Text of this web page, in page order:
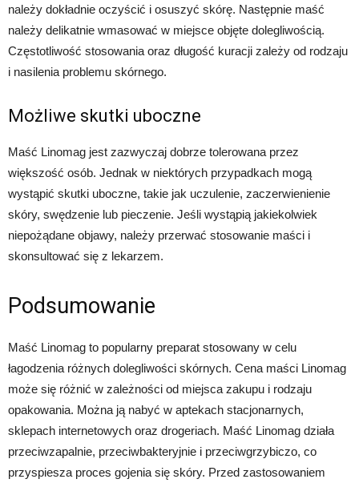
należy dokładnie oczyścić i osuszyć skórę. Następnie maść
należy delikatnie wmasować w miejsce objęte dolegliwością.
Częstotliwość stosowania oraz długość kuracji zależy od rodzaju
i nasilenia problemu skórnego.
Możliwe skutki uboczne
Maść Linomag jest zazwyczaj dobrze tolerowana przez
większość osób. Jednak w niektórych przypadkach mogą
wystąpić skutki uboczne, takie jak uczulenie, zaczerwienienie
skóry, swędzenie lub pieczenie. Jeśli wystąpią jakiekolwiek
niepożądane objawy, należy przerwać stosowanie maści i
skonsultować się z lekarzem.
Podsumowanie
Maść Linomag to popularny preparat stosowany w celu
łagodzenia różnych dolegliwości skórnych. Cena maści Linomag
może się różnić w zależności od miejsca zakupu i rodzaju
opakowania. Można ją nabyć w aptekach stacjonarnych,
sklepach internetowych oraz drogeriach. Maść Linomag działa
przeciwzapalnie, przeciwbakteryjnie i przeciwgrzybiczo, co
przyspiesza proces gojenia się skóry. Przed zastosowaniem